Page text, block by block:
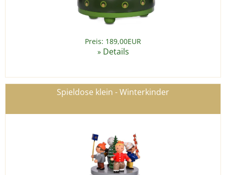
Preis: 189,00EUR
» Details
Spieldose klein - Winterkinder